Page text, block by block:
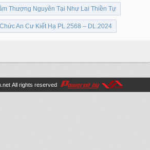
Thượng Nguyên Tại Như Lai Thiền Tự
An Cư Kiết Hạ PL.2568 – DL.2024
All rights reserved